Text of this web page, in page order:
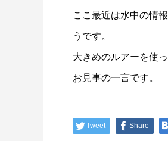
ここ最近は水中の情
うです。
大きめのルアーを使
お見事の一言です。
Tweet Share